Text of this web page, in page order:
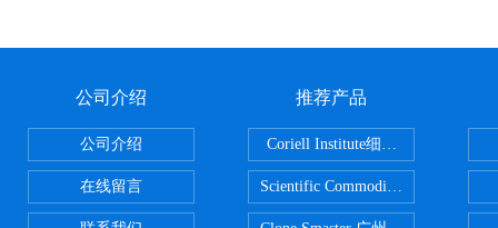
公司介绍
公司介绍
在线留言
推荐产品
Scientific CommoditiesPE管 广州